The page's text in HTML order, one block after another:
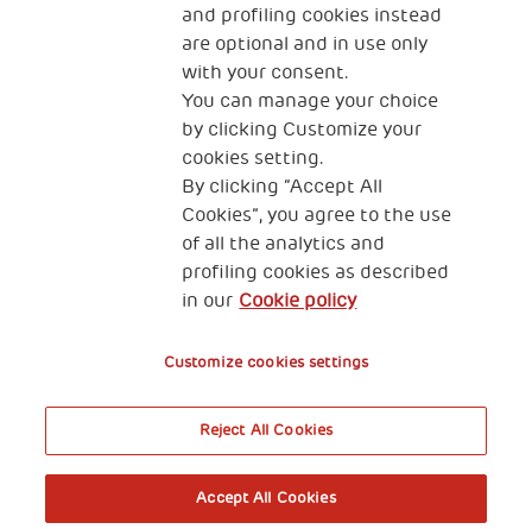
The Human Safety Net FRANCE
NOUS CONTACTER
89 RUE TAITBOUT 75009 PARIS
and profiling cookies instead
are optional and in use only
with your consent.
You can manage your choice
by clicking Customize your
cookies setting.
By clicking “Accept All
Cookies”, you agree to the use
of all the analytics and
profiling cookies as described
in our Cookie policy
Customize cookies settings
Reject All Cookies
Accept All Cookies